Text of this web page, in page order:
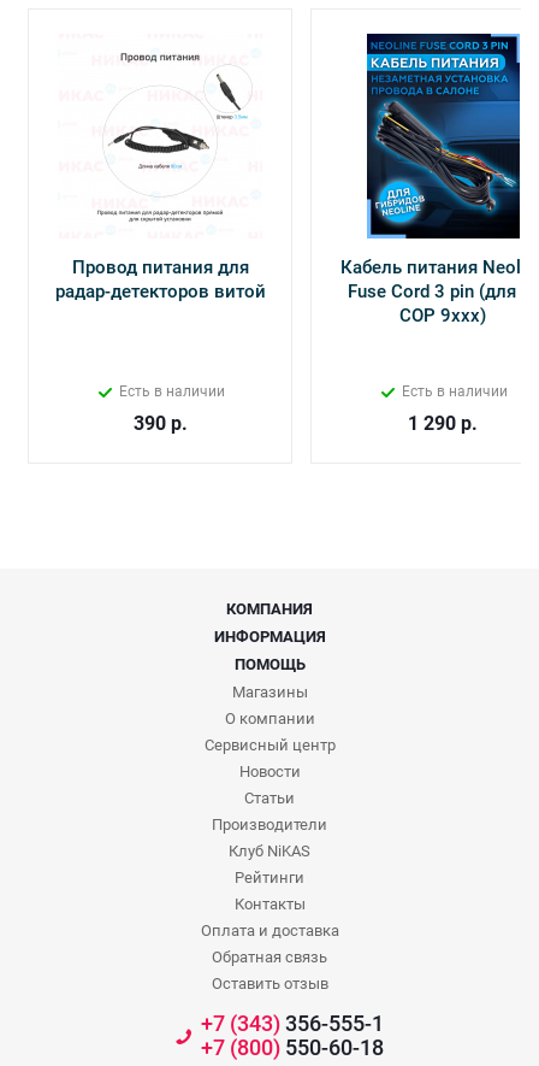
Провод питания для
радар-детекторов витой
Есть в наличии
390р.
Кабель питания
Fuse Cord 3 pin (для Х-
СОР 9ххх)
Есть в наличии
1 290 р.
КОМПАНИЯ
ИНФОРМАЦИЯ
ПОМОЩЬ
Магазины
О компании
Сервисный центр
Новости
Статьи
Производители
Клуб NiKAS
Рейтинги
Контакты
Оплата и доставка
Обратная связь
Оставить отзыв
+7 (343)356-555-1
+7 (800)550-60-18